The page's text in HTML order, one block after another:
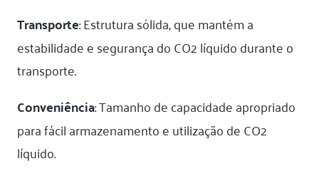
Transporte: Estrutura sólida, que mantém a
estabilidade e segurança do CO2 líquido durante o
transporte.
Conveniência: Tamanho de capacidade apropriado
para fácil armazenamento e utilização de CO2
líquido.